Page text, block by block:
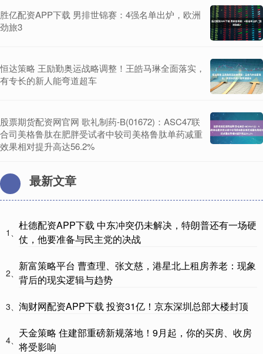
胜亿配资APP下载 男排世锦赛：4强名单出炉，欧洲
劲旅3
恒达策略 王励勤奥运战略调整！王皓马琳全面落实，
有专长的新人能弯道超车
股票期货配资网官网 歌礼制药-B(01672)：ASC47联
合司美格鲁肽在肥胖受试者中较司美格鲁肽单药减重
效果相对提升高达56.2%
最新文章
1、
杜德配资APP下载 中东冲突仍未解决，特朗普还有一场硬
仗，他要准备与民主党的决战
2、
新富策略平台 曹查理、张文慈，港星北上租房养老：现象
背后的现实逻辑与趋势
3、 淘财网配资APP下载 投资31亿！京东深圳总部大楼封顶
4、
天金策略 住建部重磅新规落地！9月起，你的买房、收房
将受影响